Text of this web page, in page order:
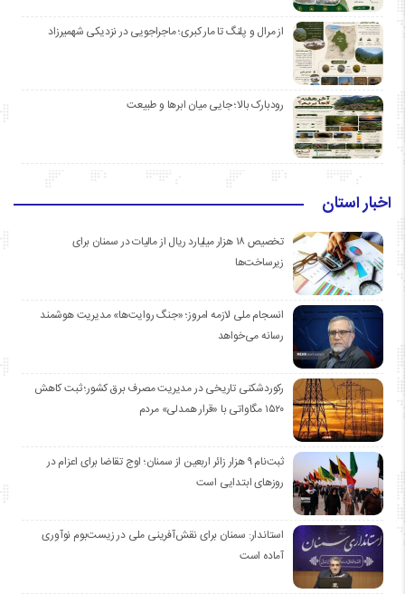
از مرال و پلنگ تا مار کبری؛ ماجراجویی در نزدیکی شهمیرزاد
رودبارک بالا؛ جایی میان ابرها و طبیعت
اخبار استان
تخصیص ۱۸ هزار میلیارد ریال از مالیات در سمنان برای
زیرساخت‌ها
انسجام ملی لازمه امروز؛ «جنگ روایت‌ها» مدیریت هوشمند
رسانه می‌خواهد
رکوردشکنی تاریخی در مدیریت مصرف برق کشور؛ ثبت کاهش
۱۵۲۰ مگاواتی با «قرار همدلی» مردم
ثبت‌نام ۹ هزار زائر اربعین از سمنان؛ اوج تقاضا برای اعزام در
روزهای ابتدایی است
استاندار: سمنان برای نقش‌آفرینی ملی در زیست‌بوم نوآوری
آماده است